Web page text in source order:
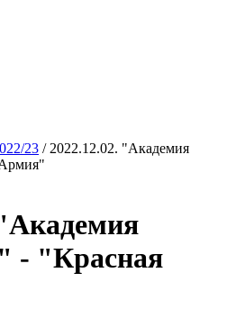
23 / 2022.12.02. "Академия
- "Красная